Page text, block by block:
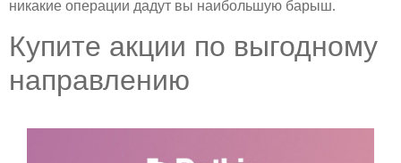
никакие операции дадут вы наибольшую барыш.
Купите акции по выгодному
направлению